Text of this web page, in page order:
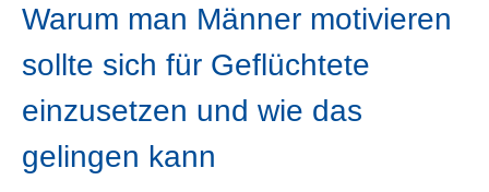
Warum man Männer motivieren
sollte sich für Geflüchtete
einzusetzen und wie das
gelingen kann